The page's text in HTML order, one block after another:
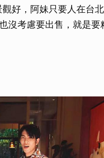
好，阿妹只要人在台
沒考慮要出售，就是要